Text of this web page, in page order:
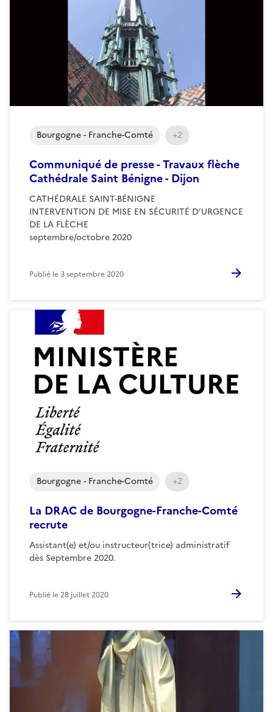
Communiqué de presse - Travaux flèche
Cathédrale Saint Bénigne - Dijon
CATHÉDRALE SAINT-BÉNIGNE
INTERVENTION DE MISE EN SÉCURITÉ D’URGENCE
DE LA FLÈCHE
septembre/octobre 2020
Bourgogne - Franche-Comté +2
Publié le3 septembre 2020
La DRAC de Bourgogne-Franche-Comté
recrute
Assistant(e) et/ou instructeur(trice) administratif
dès Septembre 2020.
Bourgogne - Franche-Comté +2
Publié le28 juillet 2020